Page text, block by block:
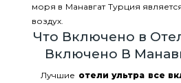
моря в Манавгат Турция
воздух.
Что Включено в
Включено В
Лучшие отели ультра все